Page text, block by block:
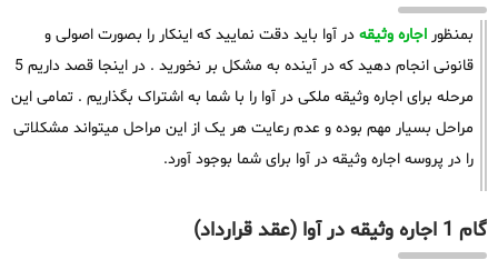
بمنظور اجاره وثیقه در آوا باید دقت نمایید که اینکار را بصورت اصولی و
قانونی انجام دهید که در آینده به مشکل بر نخورید . در اینجا قصد داریم 5
مرحله برای اجاره وثیقه ملکی در آوا را با شما به اشتراک بگذاریم . تمامی این
مراحل بسیار مهم بوده و عدم رعایت هر یک از این مراحل میتواند مشکلاتی
را در پروسه اجاره وثیقه در آوا برای شما بوجود آورد.
گام 1 اجاره وثیقه در آوا (عقد قرارداد)